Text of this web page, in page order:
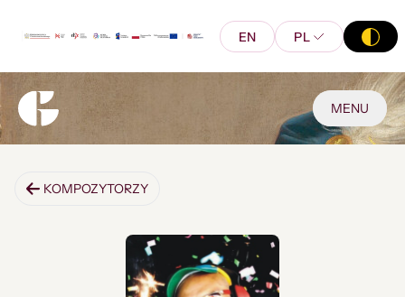
EN PL
MENU
KOMPOZYTORZY